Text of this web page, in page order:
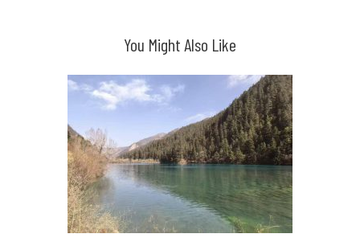
You Might Also Like